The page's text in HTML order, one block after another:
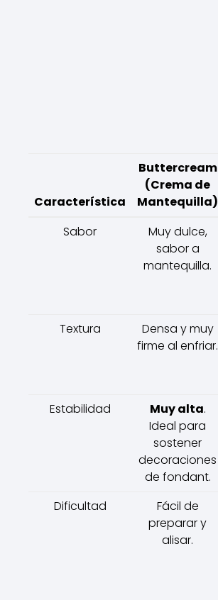
Característica
Buttercream
(Crema de
Mantequilla)
Sabor
Muy dulce,
sabor a
mantequilla.
Textura
Densa y muy
firme al enfriar.
Estabilidad
Muy alta.
Ideal para
sostener
decoraciones
de fondant.
Dificultad
Fácil de
preparar y
alisar.